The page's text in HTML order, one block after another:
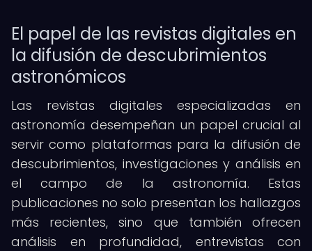
El papel de las revistas digitales en
la difusión de descubrimientos
astronómicos
Las revistas digitales especializadas en
astronomía desempeñan un papel crucial al
servir como plataformas para la difusión de
descubrimientos, investigaciones y análisis en
el campo de la astronomía. Estas
publicaciones no solo presentan los hallazgos
más recientes, sino que también ofrecen
análisis en profundidad, entrevistas con